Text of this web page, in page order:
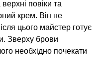
повіки та
крем. Він не
цього майстер готує
Зверху брови
необхідно почекати